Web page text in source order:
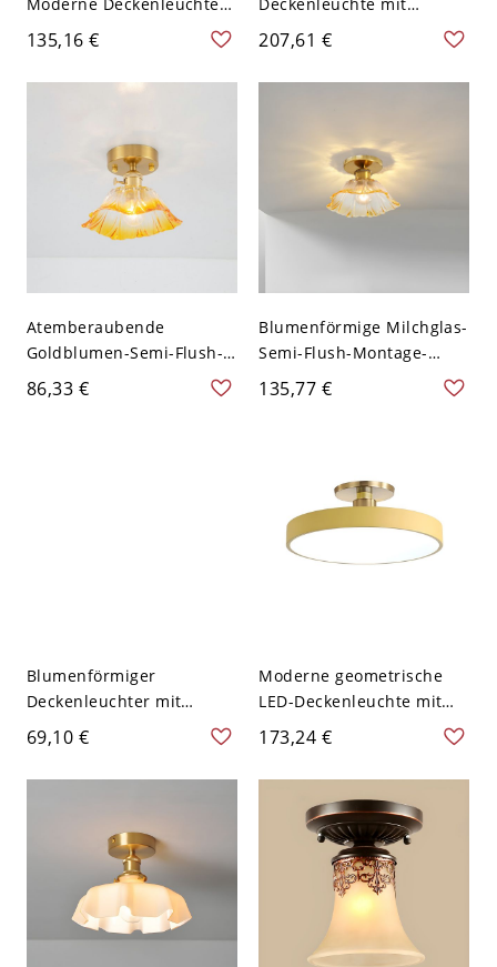
Moderne Deckenleuchte
mit klarem Glasschirm -
110V-120V Gelb
135,16 €
Deckenleuchte mit
abwärts gerichtetem
Schirm im modernen Stil -
Ingwer 110V-120V 45,72
207,61 €
Atemberaubende
Goldblumen-Semi-Flush-
Montage-Deckenleuchte
mit klarem Glasschirm -
86,33 €
Blumenförmige Milchglas-
Semi-Flush-Montage-
Deckenleuchte mit
Abwärtslicht - Gelb 110V-
135,77 €
Blumenförmiger
Deckenleuchter mit
klarem Glasschirm für
modernes Wohnkultur -
110V-120V Gelb
69,10 €
Moderne geometrische
LED-Deckenleuchte mit
Fernbedienungsdimmung
und Acrylschirm - Gelb
110V-120V 30,48 cm
173,24 €